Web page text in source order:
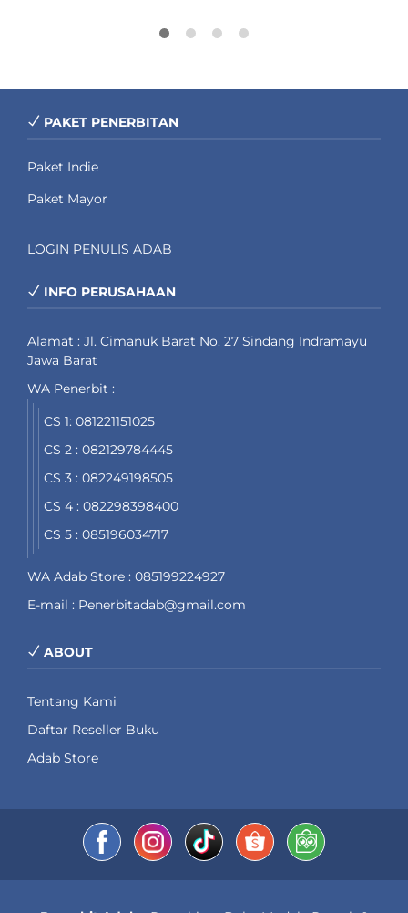
PAKET PENERBITAN
Paket Indie
Paket Mayor
LOGIN PENULIS ADAB
INFO PERUSAHAAN
Alamat : Jl. Cimanuk Barat No. 27 Sindang Indramayu
Jawa Barat
WA Penerbit :
CS 1: 081221151025
CS 2 : 082129784445
CS 3 : 082249198505
CS 4 : 082298398400
CS 5 : 085196034717
WA Adab Store : 085199224927
E-mail : Penerbitadab@gmail.com
ABOUT
Tentang Kami
Daftar Reseller Buku
Adab Store